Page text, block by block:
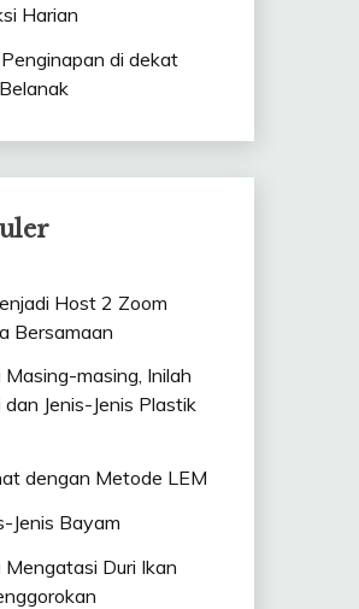
Harian
di dekat
Host 2 Zoom
Bersamaan
Masing-masing, Inilah
dan Jenis-Jenis Plastik
dengan Metode LEM
Jenis Bayam
Duri Ikan